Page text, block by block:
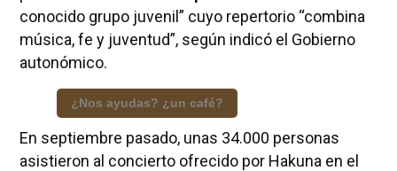
conocido grupo juvenil” cuyo repertorio “combina
música, fe y juventud”, según indicó el Gobierno
autonómico.
¿Nos ayudas? ¿un café?
En septiembre pasado, unas 34.000 personas
asistieron al concierto ofrecido por Hakuna en el